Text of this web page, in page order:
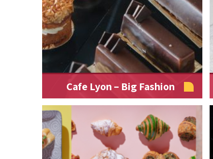
Cafe Lyon – Big Fashion